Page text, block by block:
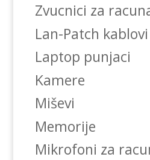
Zvucnici za
Lan-Patch kablovi
Laptop punjaci
Kamere
Miševi
Memorije
Mikrofoni za